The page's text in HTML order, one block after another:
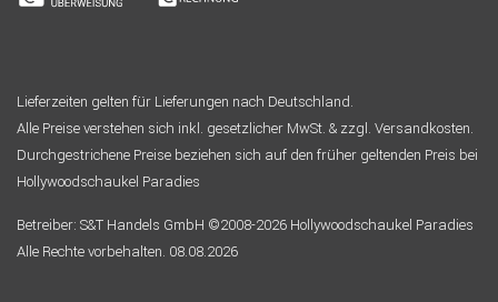
Lieferzeiten gelten für Lieferungen nach Deutschland.
Alle Preise verstehen sich inkl. gesetzlicher MwSt. & zzgl. Versandkosten.
Durchgestrichene Preise beziehen sich auf den früher geltenden Preis bei
Hollywoodschaukel Paradies
Betreiber: S&T Handels GmbH ©2008-2026 Hollywoodschaukel Paradies
Alle Rechte vorbehalten. 08.08.2026